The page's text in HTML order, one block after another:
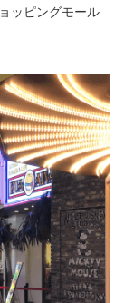
ッピングモール